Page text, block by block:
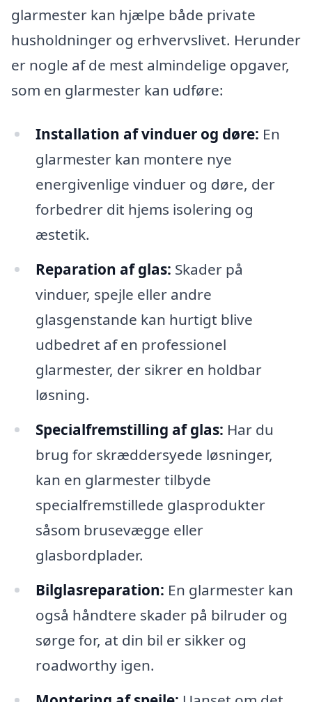
glarmester kan hjælpe både private
husholdninger og erhvervslivet. Herunder
er nogle af de mest almindelige opgaver,
som en glarmester kan udføre:
Installation af vinduer og døre: En
glarmester kan montere nye
energivenlige vinduer og døre, der
forbedrer dit hjems isolering og
æstetik.
Reparation af glas: Skader på
vinduer, spejle eller andre
glasgenstande kan hurtigt blive
udbedret af en professionel
glarmester, der sikrer en holdbar
løsning.
Specialfremstilling af glas: Har du
brug for skræddersyede løsninger,
kan en glarmester tilbyde
specialfremstillede glasprodukter
såsom brusevægge eller
glasbordplader.
Bilglasreparation: En glarmester kan
også håndtere skader på bilruder og
sørge for, at din bil er sikker og
roadworthy igen.